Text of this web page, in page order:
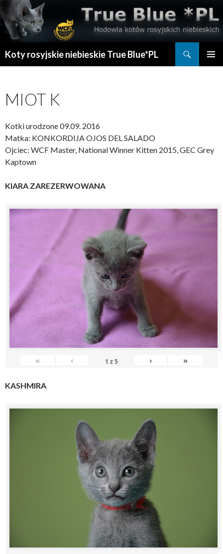
Koty rosyjskie niebieskie True Blue*PL
MIOT K
Kotki urodzone 09.09. 2016
Matka: KONKORDIJA OJOS DEL SALADO
Ojciec: WCF Master, National Winner Kitten 2015, GEC Grey
Kaptown
KIARA ZAREZERWOWANA
« ‹ 1 z5 › »
KASHMIRA